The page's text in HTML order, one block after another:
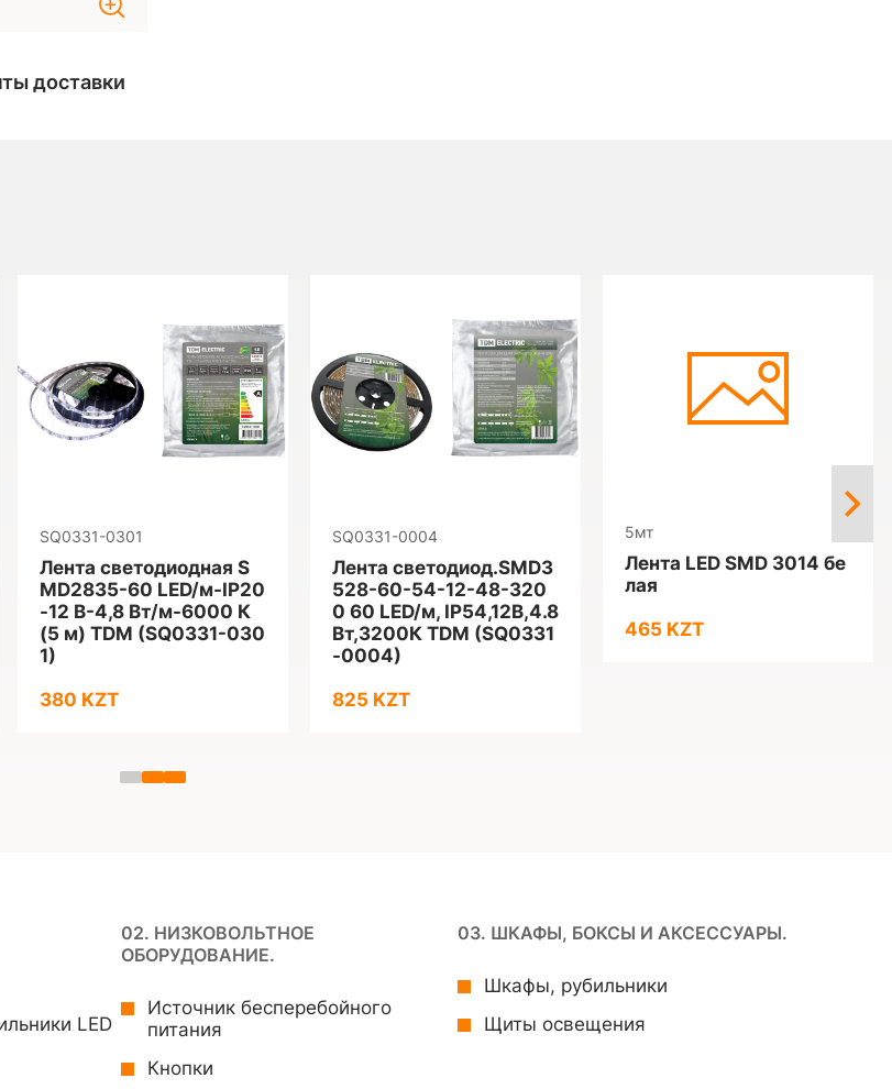
доставки
SQ0331-0301
Лента светодиодная S
MD2835-60 LED/м-IP20
-12 В-4,8 Вт/м-6000 К
(5 м) TDM (SQ0331-030
1)
380 KZT
SQ0331-0004
Лента светодиод.SMD3
528-60-54-12-48-320
0 60 LED/м, IP54,12B,4.8
Вт,3200К TDM (SQ0331
-0004)
825 KZT
5мт
Лента LED SMD 3014 бе
лая
465 KZT
LED
02. НИЗКОВОЛЬТНОЕ
ОБОРУДОВАНИЕ.
Источник бесперебойного
питания
Кнопки
03. ШКАФЫ, БОКСЫ И АКСЕССУАРЫ.
Шкафы, рубильники
Щиты освещения